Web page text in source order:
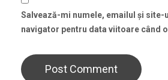
Salvează-mi numele, emailul și site-
navigator pentru data viitoare când